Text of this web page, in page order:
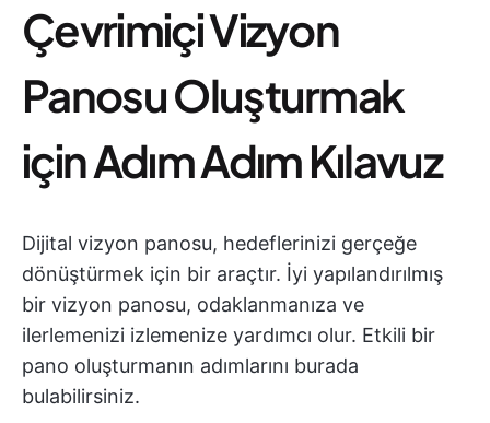
Çevrimiçi Vizyon
Panosu Oluşturmak
için Adım Adım Kılavuz
Dijital vizyon panosu, hedeflerinizi gerçeğe
dönüştürmek için bir araçtır. İyi yapılandırılmış
bir vizyon panosu, odaklanmanıza ve
ilerlemenizi izlemenize yardımcı olur. Etkili bir
pano oluşturmanın adımlarını burada
bulabilirsiniz.